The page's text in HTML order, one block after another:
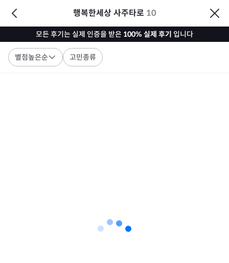
행복한세상 사주타로 10
모든 후기는 실제 인증을 받은 100% 실제 후기 입니다
별점높은순 고민종류